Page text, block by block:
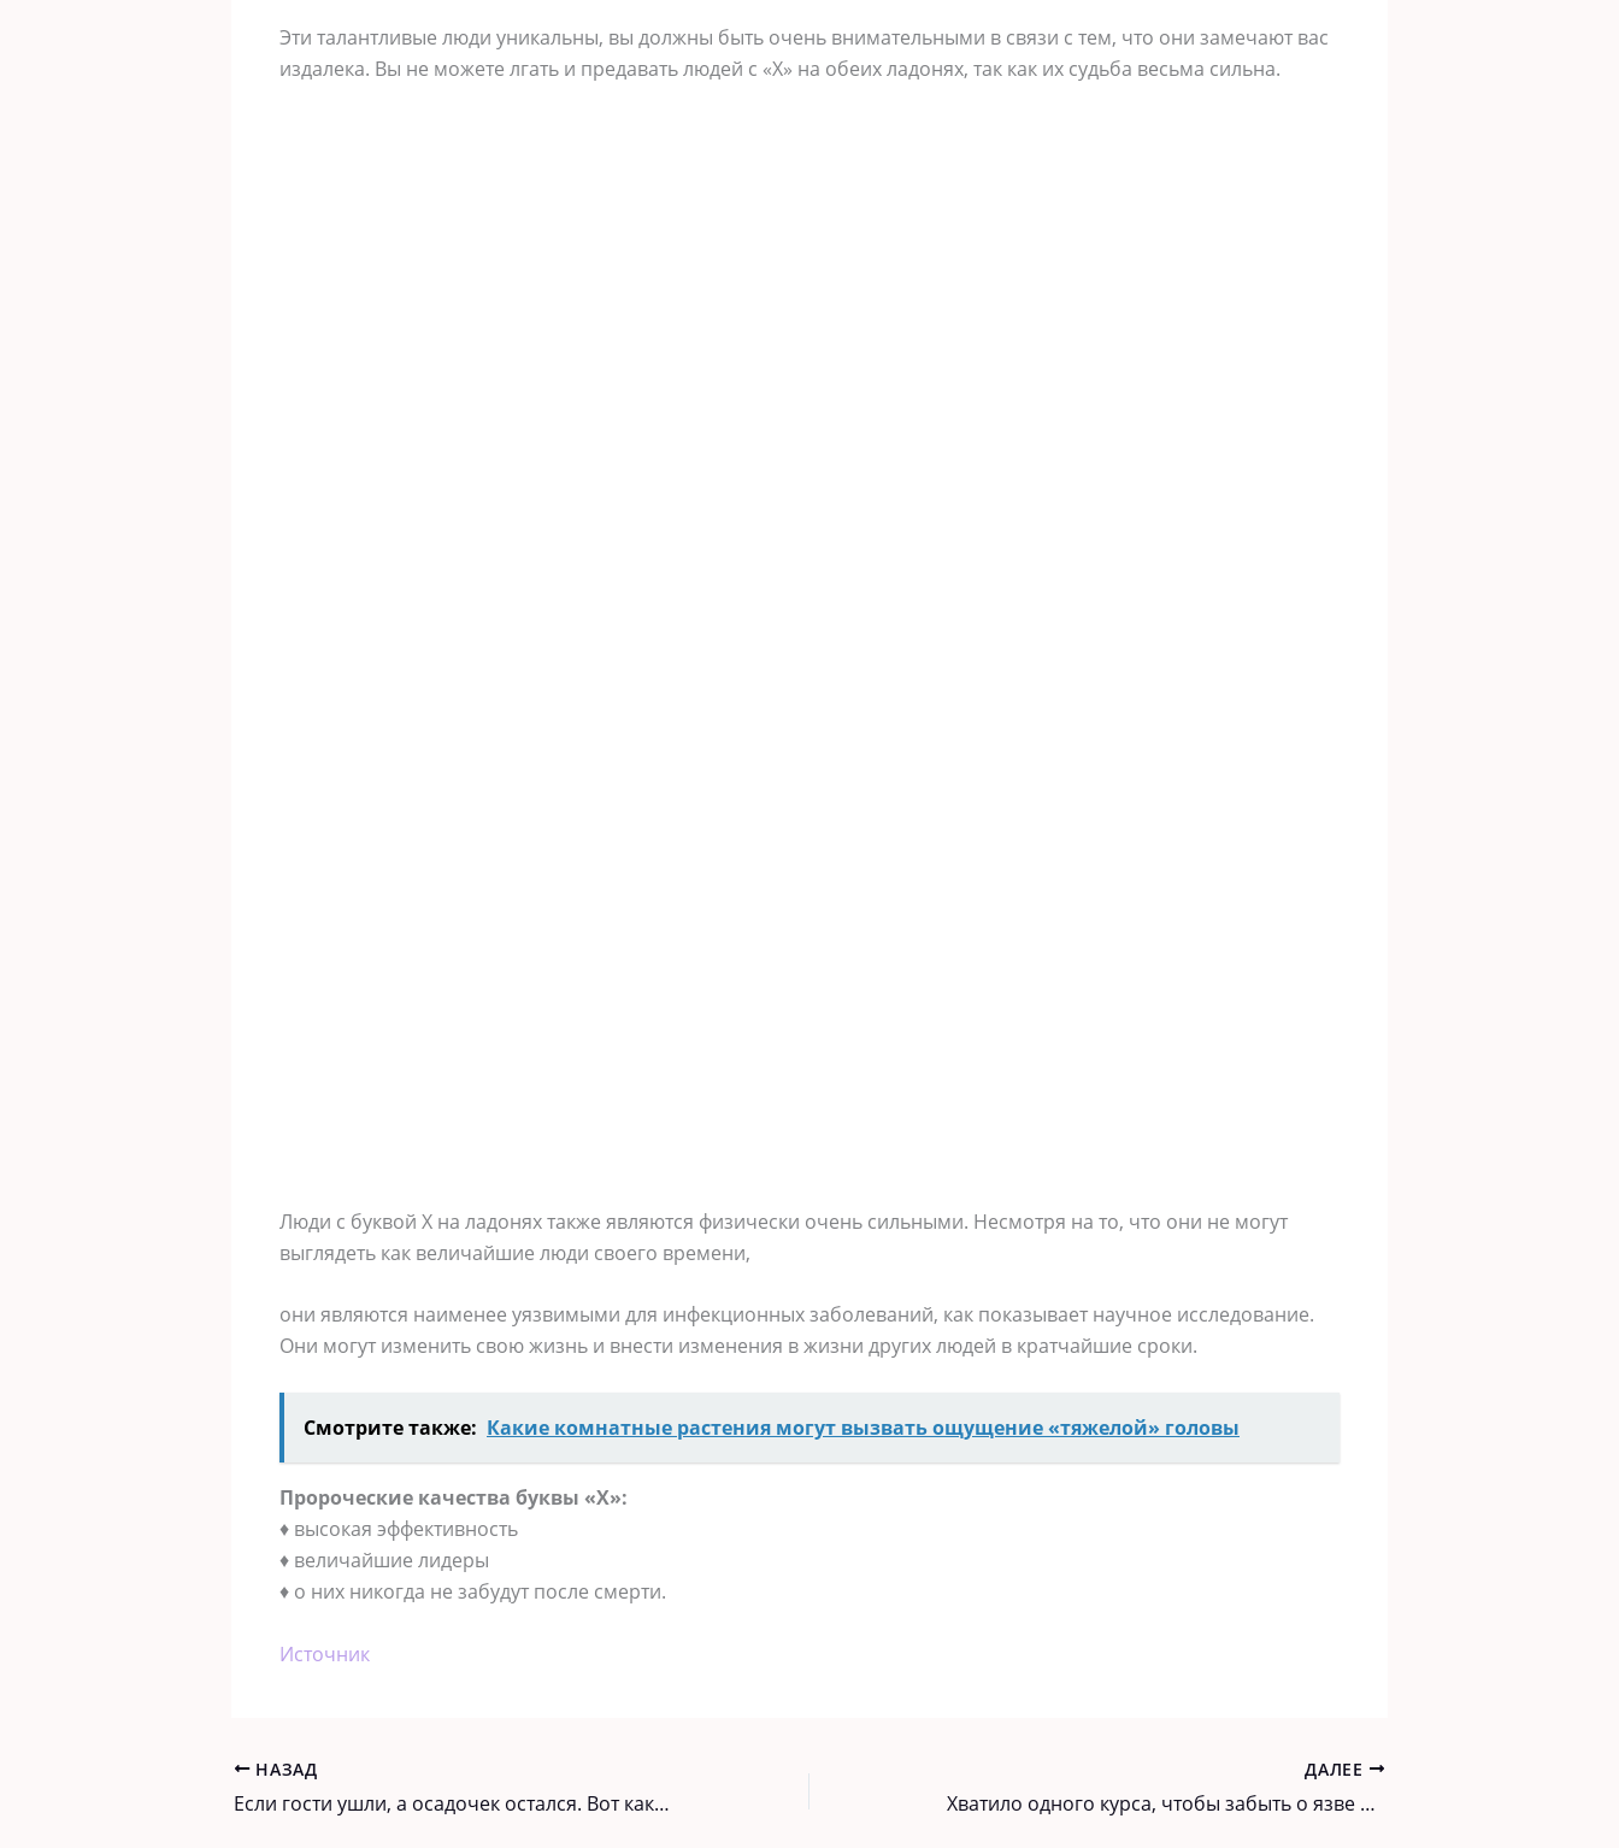
Эти талантливые люди уникальны, вы должны быть очень внимательными в связи с тем, что они замечают вас
издалека. Вы не можете лгать и предавать людей с «X» на обеих ладонях, так как их судьба весьма сильна.
Люди с буквой X на ладонях также являются физически очень сильными. Несмотря на то, что они не могут
выглядеть как величайшие люди своего времени,
они являются наименее уязвимыми для инфекционных заболеваний, как показывает научное исследование.
Они могут изменить свою жизнь и внести изменения в жизни других людей в кратчайшие сроки.
Смотрите также: Какие комнатные растения могут вызвать ощущение «тяжелой» головы
Пророческие качества буквы «X»:
♦ высокая эффективность
♦ величайшие лидеры
♦ о них никогда не забудут после смерти.
Источник
НАЗАД
Если гости ушли, а осадочек остался. Вот как почистить свой дом!
ДАЛЕЕ
Хватило одного курса, чтобы забыть о язве 12-перстной кишки, и рецепт совсем простой